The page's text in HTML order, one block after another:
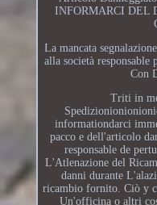
INFORMARCI DEL
La mancata
alla società
Con
Triti in
informationdarci
pacco e dell'articolo
responsable de
L'Atlenazione del
danni durante
ricambio fornito. Ciò y
Un'officina o altri